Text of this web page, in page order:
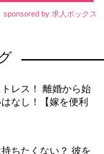
sponsored by 求人ボックス
レス！ 離婚から始
なし！【嫁を便利
ちたくない？ 彼を